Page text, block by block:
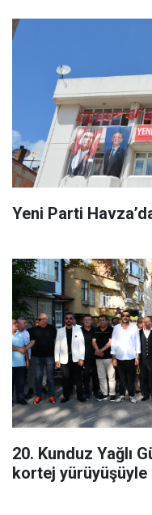
Yeni Parti
20. Kunduz Yağlı
kortej yürüyüşüyle